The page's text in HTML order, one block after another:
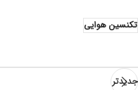
تکنسین هوایی
جدیدتر